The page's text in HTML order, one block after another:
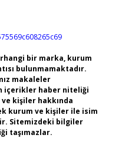
bir marka, kurum
bulunmamaktadır.
makaleler
içerikler haber niteliği
kişiler hakkında
kurum ve kişiler ile isim
Sitemizdeki bilgiler
taşımazlar.